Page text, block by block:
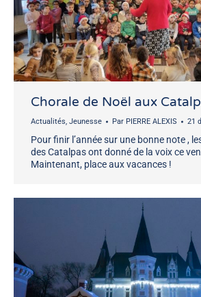
Chorale de Noël aux
Actualités, Jeunesse Par PIERRE ALEXIS 21
Pour finir l’année sur une bonne note ,
des Catalpas ont donné de la voix ce
Maintenant, place aux vacances !